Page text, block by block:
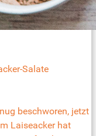
Salate
beschworen, jetzt
Laiseacker hat